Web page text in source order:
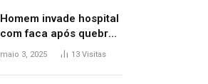
Homem invade hospital
com faca após quebrar
porta de vidro, diz
maio 3, 2025 13 Visitas